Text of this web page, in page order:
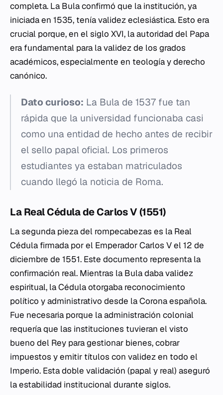
completa. La Bula confirmó que la institución, ya
iniciada en 1535, tenía validez eclesiástica. Esto era
crucial porque, en el siglo XVI, la autoridad del Papa
era fundamental para la validez de los grados
académicos, especialmente en teología y derecho
canónico.
Dato curioso: La Bula de 1537 fue tan
rápida que la universidad funcionaba casi
como una entidad de hecho antes de recibir
el sello papal oficial. Los primeros
estudiantes ya estaban matriculados
cuando llegó la noticia de Roma.
La Real Cédula de Carlos V (1551)
La segunda pieza del rompecabezas es la Real
Cédula firmada por el Emperador Carlos V el 12 de
diciembre de 1551. Este documento representa la
confirmación real. Mientras la Bula daba validez
espiritual, la Cédula otorgaba reconocimiento
político y administrativo desde la Corona española.
Fue necesaria porque la administración colonial
requería que las instituciones tuvieran el visto
bueno del Rey para gestionar bienes, cobrar
impuestos y emitir títulos con validez en todo el
Imperio. Esta doble validación (papal y real) aseguró
la estabilidad institucional durante siglos.